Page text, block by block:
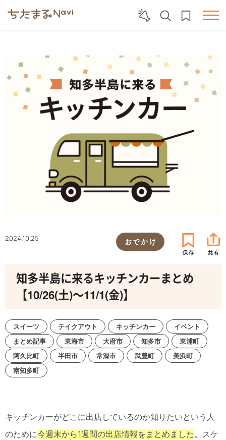
2024.10.25 おでかけ
知多半島に来るキッチンカーまとめ
【10/26(土)～11/1(金)】
スイーツ テイクアウト キッチンカー
イベント
まとめ記事
東海市 大府市 知多市
東浦町
阿久比町
半田市 常滑市 武豊町
美浜町
南知多町
キッチンカーがどこに出店しているのか知りたいという人
のために今週末から1週間の出店情報をまとめました。スケ